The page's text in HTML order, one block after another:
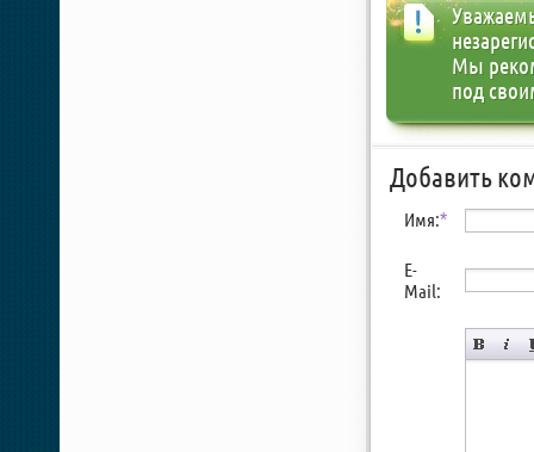
Мы
под
Добавить
Имя:*
E-
Mail: